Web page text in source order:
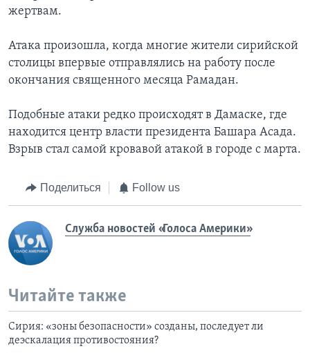
жертвам.
Атака произошла, когда многие жители сирийской
столицы впервые отправлялись на работу после
окончания священного месяца Рамадан.
Подобные атаки редко происходят в Дамаске, где
находится центр власти президента Башара Асада.
Взрыв стал самой кровавой атакой в городе с марта.
Поделиться Follow us
Служба новостей «Голоса Америки»
Читайте также
Сирия: «зоны безопасности» созданы, последует ли
деэскалация противостояния?